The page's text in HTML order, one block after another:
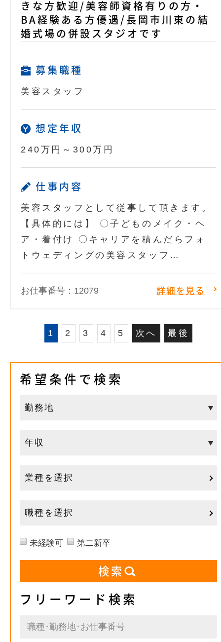
きな方歓迎/美容師資格有りの方・
BA経験ある方優遇/長岡市川東の結
婚式場の併設スタジオです
募集職種
美容スタッフ
想定年収
240万円～300万円
仕事内容
美容スタッフとして従事して頂きます。
【具体的には】 〇子どものメイク・ヘ
ア・着付け 〇キャリアを積んだらフォ
トウェディングの美容スタッフ…
お仕事番号：12079 詳細を見る
1 2 3 4 5 次へ 最後
希望条件で検索
業種を選択
職種を選択
未経験可 第二新卒
フリーワード検索